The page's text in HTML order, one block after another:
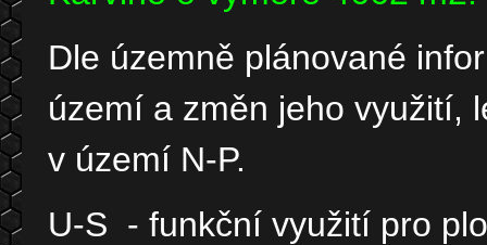
Dle územně plánované
území a změn jeho využití,
v území N-P.
U-S - funkční využití pro